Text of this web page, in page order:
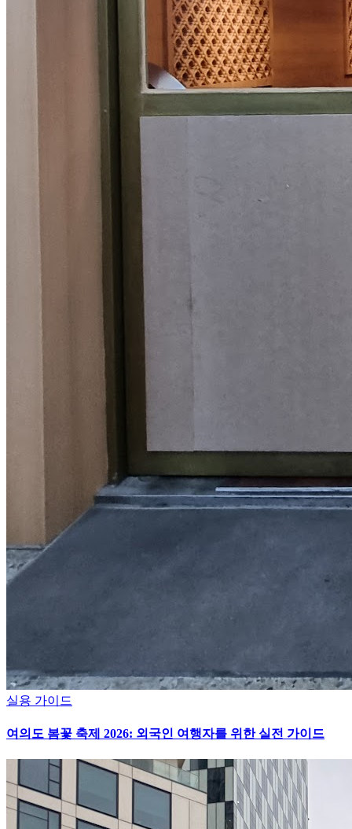
실용 가이드
여의도 봄꽃 축제 2026: 외국인 여행자를 위한 실전 가이드